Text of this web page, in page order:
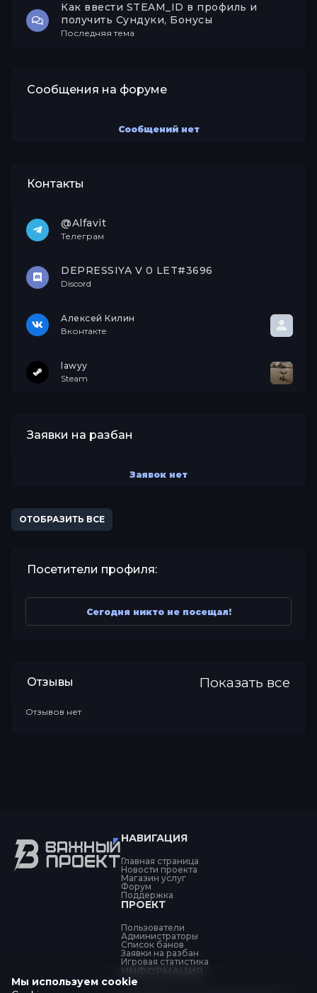
Как ввести STEAM_ID в профиль и
получить Сундуки, Бонусы
Последняя тема
Сообщения на форуме
Сообщений нет
Контакты
@Alfavit
Телеграм
DEPRESSIYA V 0 LET#3696
Discord
Алексей Килин
Вконтакте
lawyy
Steam
Заявки на разбан
Заявок нет
ОТОБРАЗИТЬ ВСЕ
Посетители профиля:
Сегодня никто не посещал!
Отзывы Показать все
Отзывов нет
НАВИГАЦИЯ
Главная страница
Новости проекта
Магазин услуг
Форум
Поддержка
ПРОЕКТ
Пользователи
Администраторы
Список банов
Заявки на разбан
Игровая статистика
ИНФОРМАЦИЯ
Мы используем cookie